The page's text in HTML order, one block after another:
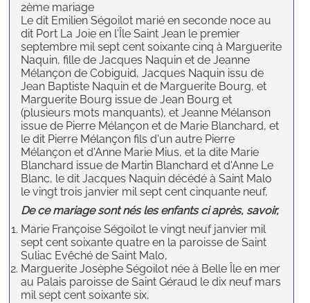
2ème mariage
Le dit Emilien Ségoilot marié en seconde noce au
dit Port La Joie en l'Île Saint Jean le premier
septembre mil sept cent soixante cinq à Marguerite
Naquin, fille de Jacques Naquin et de Jeanne
Mélançon de Cobiguid, Jacques Naquin issu de
Jean Baptiste Naquin et de Marguerite Bourg, et
Marguerite Bourg issue de Jean Bourg et
(plusieurs mots manquants), et Jeanne Mélanson
issue de Pierre Mélançon et de Marie Blanchard, et
le dit Pierre Mélançon fils d'un autre Pierre
Mélançon et d'Anne Marie Mius, et la dite Marie
Blanchard issue de Martin Blanchard et d'Anne Le
Blanc, le dit Jacques Naquin décédé à Saint Malo
le vingt trois janvier mil sept cent cinquante neuf,
De ce mariage sont nés les enfants ci après, savoir,
Marie Françoise Ségoilot le vingt neuf janvier mil
sept cent soixante quatre en la paroisse de Saint
Suliac Evêché de Saint Malo,
Marguerite Josèphe Ségoilot née à Belle Île en mer
au Palais paroisse de Saint Géraud le dix neuf mars
mil sept cent soixante six,